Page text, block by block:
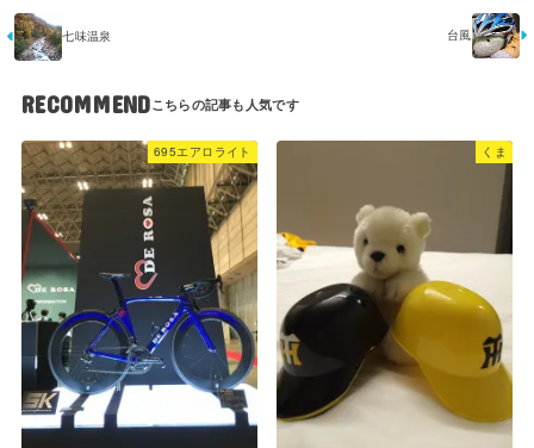
七味温泉 台風
RECOMMEND
695エアロライト くま